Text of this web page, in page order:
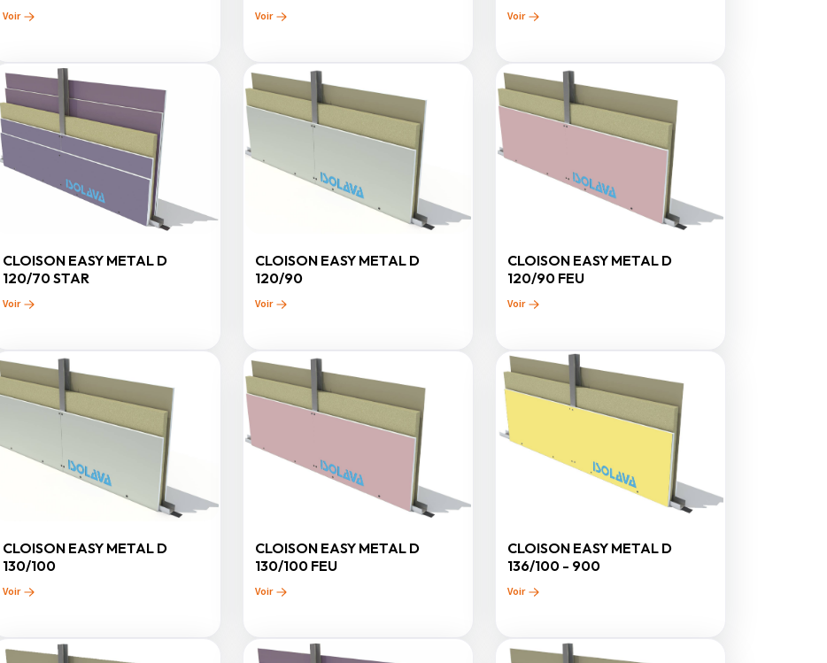
Voir Voir Voir
CLOISON EASY METAL D
120/70 STAR
Voir
CLOISON EASY METAL D
120/90
Voir
CLOISON EASY METAL D
120/90 FEU
Voir
CLOISON EASY METAL D
130/100
Voir
CLOISON EASY METAL D
130/100 FEU
Voir
CLOISON EASY METAL D
136/100 - 900
Voir